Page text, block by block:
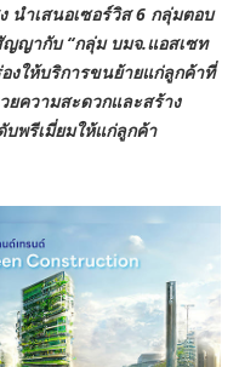
ำเสนอเซอร์วิส 6 กลุ่มตอบ
ญากับ “กลุ่ม บมจ.แอสเซท
งให้บริการขนย้ายแก่ลูกค้าที่
ยความสะดวกและสร้าง
พรีเมี่ยมให้แก่ลูกค้า